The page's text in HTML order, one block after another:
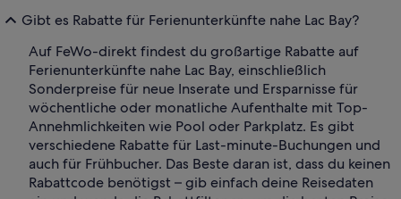
Gibt es Rabatte für Ferienunterkünfte nahe Lac Bay?
Auf FeWo-direkt findest du großartige Rabatte auf
Ferienunterkünfte nahe Lac Bay, einschließlich
Sonderpreise für neue Inserate und Ersparnisse für
wöchentliche oder monatliche Aufenthalte mit Top-
Annehmlichkeiten wie Pool oder Parkplatz. Es gibt
verschiedene Rabatte für Last-minute-Buchungen und
auch für Frühbucher. Das Beste daran ist, dass du keinen
Rabattcode benötigst – gib einfach deine Reisedaten